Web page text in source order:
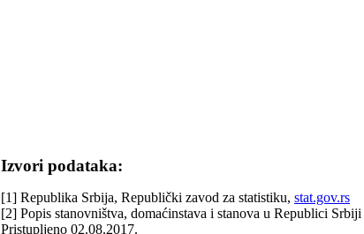
Izvori podataka:
[1] Republika Srbija, Republički zavod za statistiku, stat.gov.rs
[2] Popis stanovništva, domaćinstava i stanova u Republici
Pristupljeno 02.08.2017.